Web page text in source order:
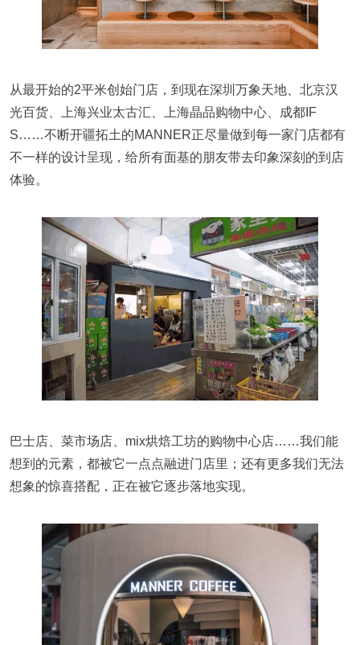
从最开始的2平米创始门店，到现在深圳万象天地、北京汉
光百货、上海兴业太古汇、上海晶品购物中心、成都IF
S……不断开疆拓土的MANNER正尽量做到每一家门店都有
不一样的设计呈现，给所有面基的朋友带去印象深刻的到店
体验。
巴士店、菜市场店、mix烘焙工坊的购物中心店……我们能
想到的元素，都被它一点点融进门店里；还有更多我们无法
想象的惊喜搭配，正在被它逐步落地实现。